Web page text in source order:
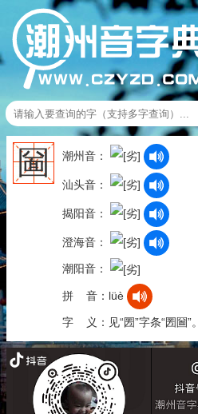
圙 潮州音：
汕头音：
揭阳音：
澄海音：
潮阳音：
拼 音：lüè
字 义：见“圐”字条“圐圙”。